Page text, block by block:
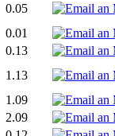
0.05
0.01
0.13
1.13
1.09
2.09